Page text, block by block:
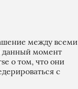
между всеми
момент
о том, что они
с